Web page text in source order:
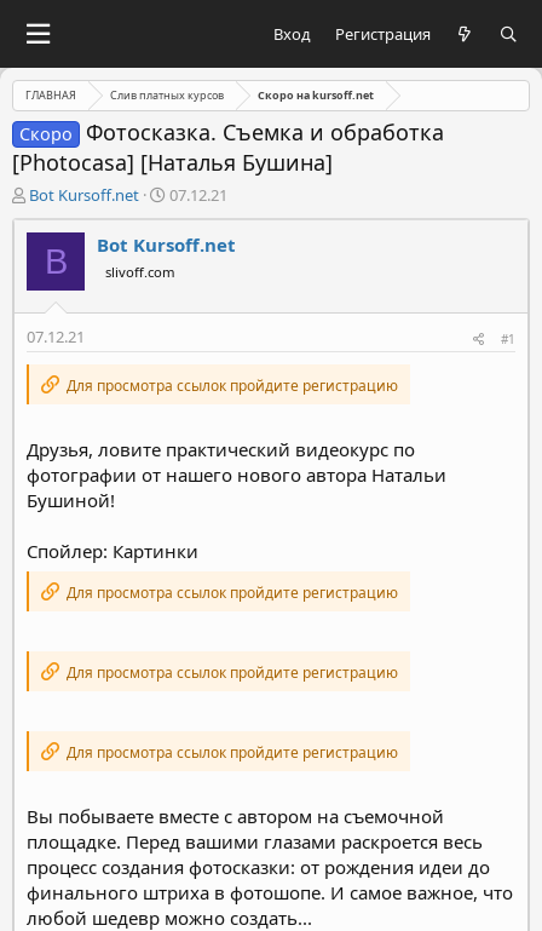
Вход Регистрация
ГЛАВНАЯ Слив платных курсов Скоро на kursoff.net
Скоро
Фотосказка. Съемка и обработка
[Photocasa] [Наталья Бушина]
А
в
т
м
ы
Bot Kursoff.net
Д
а
т
а
н
а
а
07.12.21
B Bot Kursoff.net
slivoff.com
07.12.21 #1
Для просмотра ссылок пройдите регистрацию
Друзья, ловите практический видеокурс по
фотографии от нашего нового автора Натальи
Бушиной!
Спойлер: Картинки
Для просмотра ссылок пройдите регистрацию
Для просмотра ссылок пройдите регистрацию
Для просмотра ссылок пройдите регистрацию
Вы побываете вместе с автором на съемочной
площадке. Перед вашими глазами раскроется весь
процесс создания фотосказки: от рождения идеи до
финального штриха в фотошопе. И самое важное, что
любой шедевр можно создать...